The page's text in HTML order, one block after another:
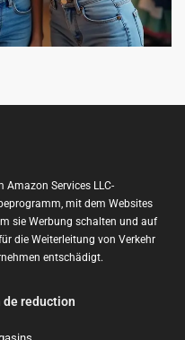
Amazon Services LLC-
mit dem Websites
sie Werbung schalten und auf
die Weiterleitung von Verkehr
entschädigt.
de reduction